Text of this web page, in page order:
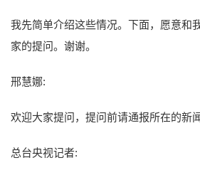
我先简单介绍这些情况。下面，愿意和
家的提问。谢谢。
邢慧娜:
欢迎大家提问，提问前请通报所在的新
总台央视记者: